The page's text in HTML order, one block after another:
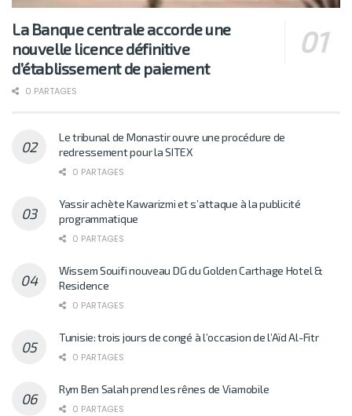
La Banque centrale accorde une
nouvelle licence définitive
d’établissement de paiement
0 PARTAGES
Le tribunal de Monastir ouvre une procédure de
redressement pour la SITEX
0 PARTAGES
Yassir achète Kawarizmi et s’attaque à la publicité
programmatique
0 PARTAGES
Wissem Souifi nouveau DG du Golden Carthage Hotel &
Residence
0 PARTAGES
Tunisie: trois jours de congé à l’occasion de l’Aïd Al-Fitr
0 PARTAGES
Rym Ben Salah prend les rênes de Viamobile
0 PARTAGES